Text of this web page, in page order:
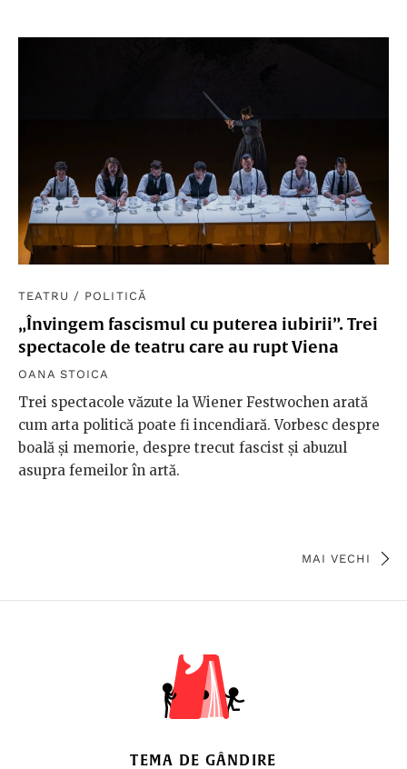
TEATRU / POLITICĂ
„Învingem fascismul cu puterea iubirii”. Trei
spectacole de teatru care au rupt Viena
OANA STOICA
Trei spectacole văzute la Wiener Festwochen arată
cum arta politică poate fi incendiară. Vorbesc despre
boală și memorie, despre trecut fascist și abuzul
asupra femeilor în artă.
MAI VECHI
TEMA DE GÂNDIRE